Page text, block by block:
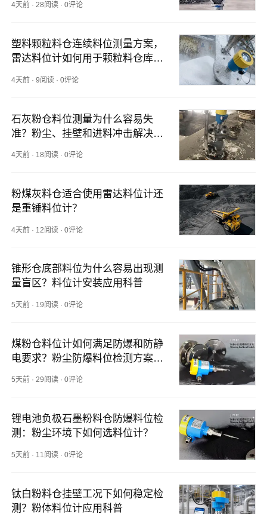
4天前 ·28阅读 ·0评论
塑料颗粒料仓连续料位测量方案，
雷达料位计如何用于颗粒料仓库存
4天前 ·9阅读 ·0评论
石灰粉仓料位测量为什么容易失
准？粉尘、挂壁和进料冲击解决方
4天前 · 18阅读 ·0评论
粉煤灰料仓适合使用雷达料位计还
是重锤料位计？
4天前 · 12阅读 ·0评论
锥形仓底部料位为什么容易出现测
量盲区？料位计安装应用科普
5天前 · 19阅读 ·0评论
煤粉仓料位计如何满足防爆和防静
电要求？粉尘防爆料位检测方案解
5天前 ·29阅读 ·0评论
锂电池负极石墨粉料仓防爆料位检
测：粉尘环境下如何选料位计？
5天前 · 11阅读 ·0评论
钛白粉料仓挂壁工况下如何稳定检
测？粉体料位计应用科普